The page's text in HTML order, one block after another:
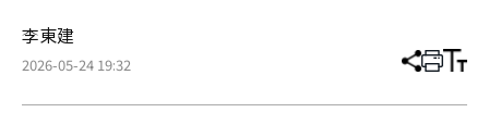
李東建
2026-05-24 19:32 分
章
打 调
小